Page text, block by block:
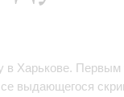
в Харькове.
выдающегося